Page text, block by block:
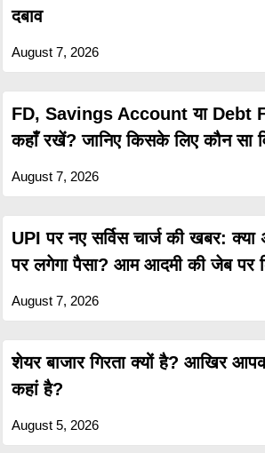
दबाव
August 7, 2026
FD, Savings Account या Debt
कहाँ रखें? जानिए किसके लिए कौन सा
August 7, 2026
UPI पर नए सर्विस चार्ज की खबर:
पर लगेगा पैसा? आम आदमी की जेब पर
August 7, 2026
शेयर बाजार गिरता क्यों है? आखिर
कहां है?
August 5, 2026